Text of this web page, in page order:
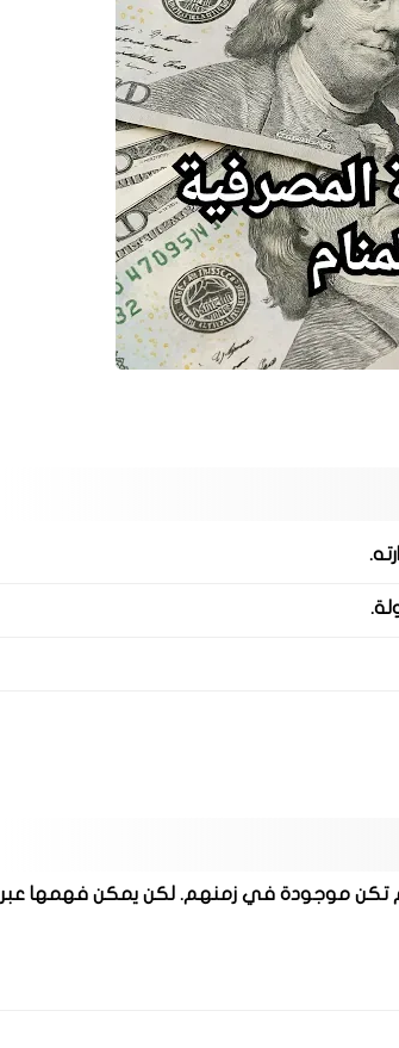
لم تكن موجودة في زمنهم. لكن يمكن فهمها عبر